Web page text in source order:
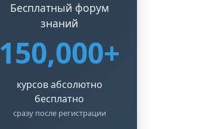
Бесплатный форум
знаний
150,000+
курсов абсолютно
бесплатно
сразу после регистрации